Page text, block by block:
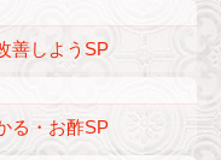
善しようSP
る・お酢SP